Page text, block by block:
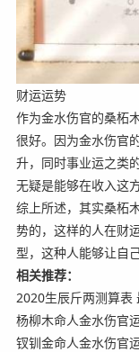
财运运势
作为金水伤官的桑柘
很好。因为金水伤官
升，同时事业运之类
无疑是能够在收入这
综上所述，其实桑柘
势的，这样的人在财
型，这种人能够让自
相关推荐：
2020生辰斤两测算表
杨柳木命人金水伤官
钗钏金命人金水伤官